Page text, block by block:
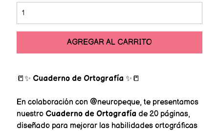
AGREGAR AL CARRITO
📒✨ Cuaderno de Ortografía ✨📒
En colaboración con @neuropeque, te presentamos
nuestro Cuaderno de Ortografía de 20 páginas,
diseñado para mejorar las habilidades ortográficas